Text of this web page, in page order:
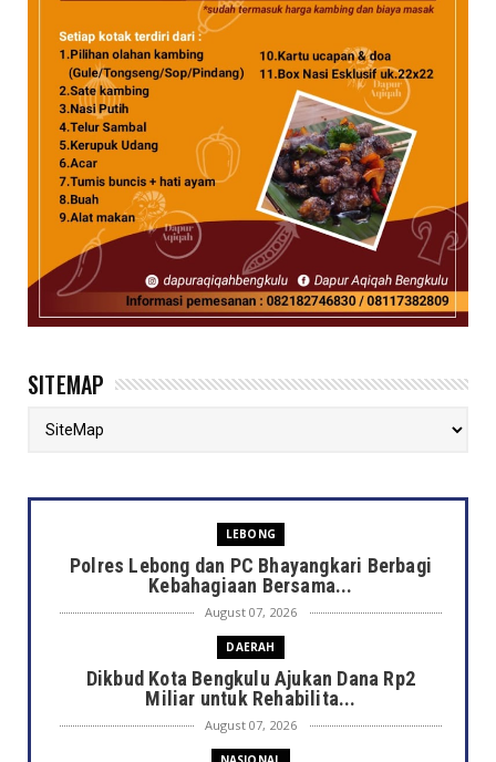
SITEMAP
LEBONG
Polres Lebong dan PC Bhayangkari Berbagi
Kebahagiaan Bersama...
August 07, 2026
DAERAH
Dikbud Kota Bengkulu Ajukan Dana Rp2
Miliar untuk Rehabilita...
August 07, 2026